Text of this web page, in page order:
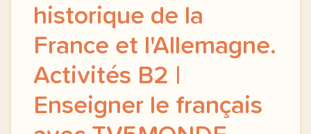
historique de la
France et l'Allemagne.
Activités B2 |
Enseigner le français